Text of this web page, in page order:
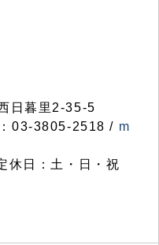
日暮里2-35-5
03-3805-2518 / m
休日：土・日・祝